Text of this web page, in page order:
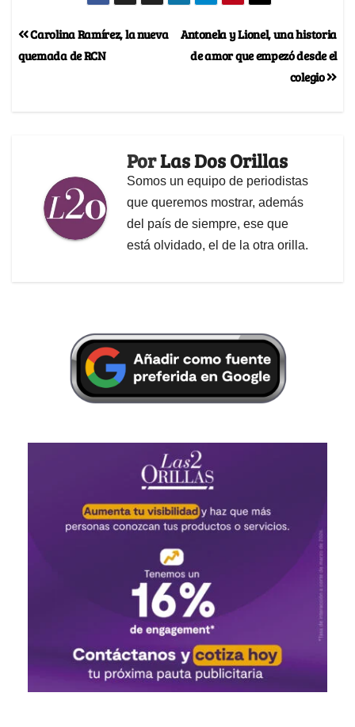
Antonela y Lionel, una historia
de amor que empezó desde el
colegio
Carolina Ramírez, la nueva
quemada de RCN
PorLas Dos Orillas
Somos un equipo de periodistas
que queremos mostrar, además
del país de siempre, ese que
está olvidado, el de la otra orilla.